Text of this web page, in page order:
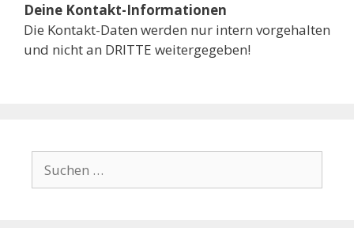
Deine Kontakt-Informationen
Die Kontakt-Daten werden nur intern vorgehalten
und nicht an DRITTE weitergegeben!
nach: